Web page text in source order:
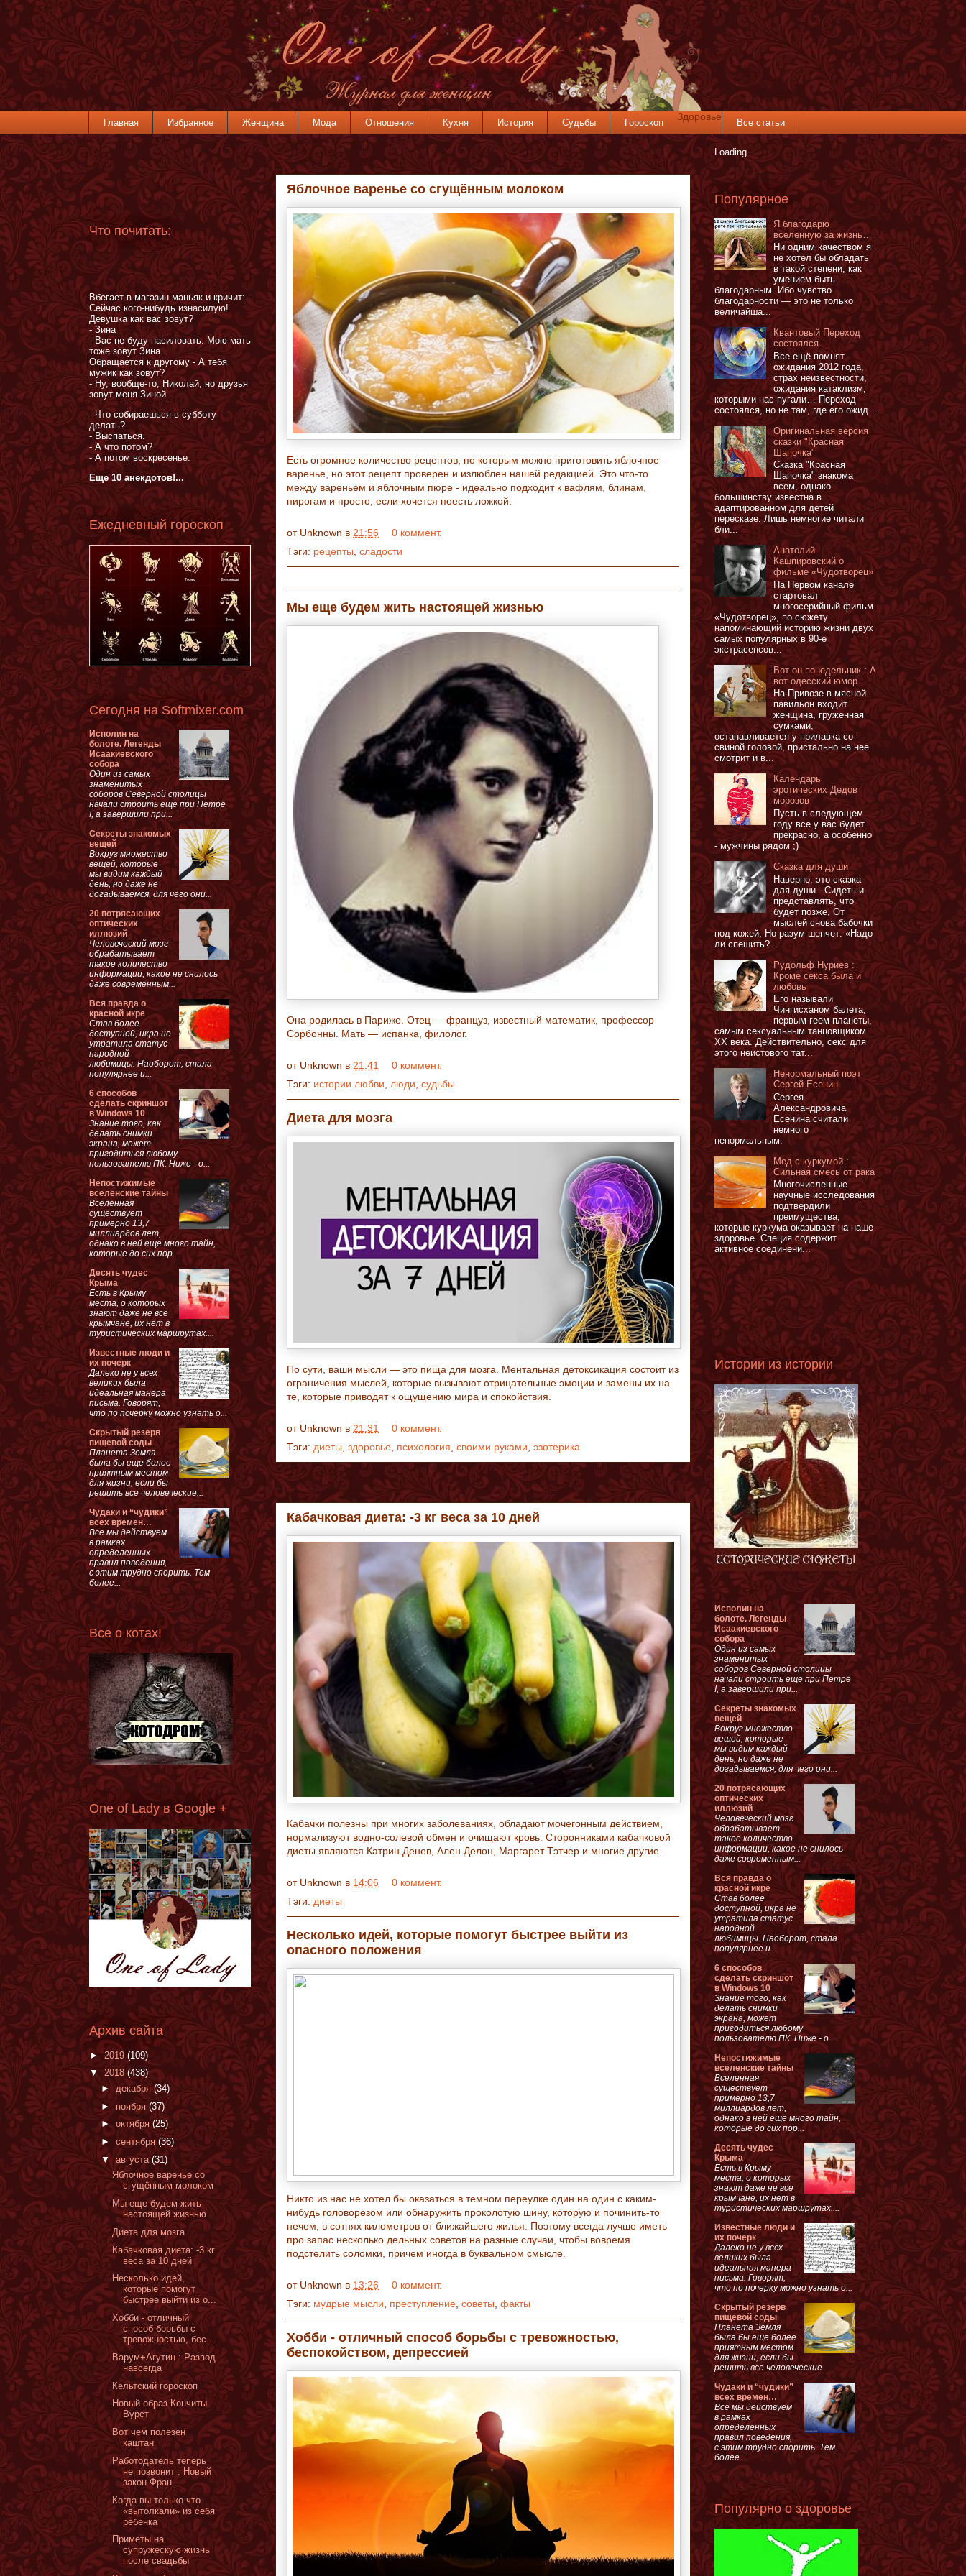
Главная Избранное Женщина Мода Отношения Кухня История Судьбы Гороскоп
Здоровье
Все статьи
Яблочное варенье со сгущённым молоком
Есть огромное количество рецептов, по которым можно приготовить яблочное
варенье, но этот рецепт проверен и излюблен нашей редакцией. Это что-то
между вареньем и яблочным пюре - идеально подходит к вафлям, блинам,
пирогам и просто, если хочется поесть ложкой.
от Unknown в 21:56
0 коммент.
Тэги: рецепты, сладости
Мы еще будем жить настоящей жизнью
Она родилась в Париже. Отец — француз, известный математик, профессор
Сорбонны. Мать — испанка, филолог.
от Unknown в 21:41
0 коммент.
Тэги: истории любви, люди, судьбы
Диета для мозга
По сути, ваши мысли — это пища для мозга. Ментальная детоксикация состоит из
ограничения мыслей, которые вызывают отрицательные эмоции и замены их на
те, которые приводят к ощущению мира и спокойствия.
от Unknown в 21:31
0 коммент.
Тэги: диеты, здоровье, психология, своими руками, эзотерика
Кабачковая диета: -3 кг веса за 10 дней
Кабачки полезны при многих заболеваниях, обладают мочегонным действием,
нормализуют водно-солевой обмен и очищают кровь. Сторонниками кабачковой
диеты являются Катрин Денев, Ален Делон, Маргарет Тэтчер и многие другие.
от Unknown в 14:06
0 коммент.
Тэги: диеты
Несколько идей, которые помогут быстрее выйти из
опасного положения
Никто из нас не хотел бы оказаться в темном переулке один на один с каким-
нибудь головорезом или обнаружить проколотую шину, которую и починить-то
нечем, в сотнях километров от ближайшего жилья. Поэтому всегда лучше иметь
про запас несколько дельных советов на разные случаи, чтобы вовремя
подстелить соломки, причем иногда в буквальном смысле.
от Unknown в 13:26
0 коммент.
Тэги: мудрые мысли, преступление, советы, факты
Хобби - отличный способ борьбы с тревожностью,
беспокойством, депрессией
Что почитать:
Вбегает в магазин маньяк и кричит: -
Сейчас кого-нибудь изнасилую!
Девушка как вас зовут?
- Зина
- Вас не буду насиловать. Мою мать
тоже зовут Зина.
Обращается к другому - А тебя
мужик как зовут?
- Ну, вообще-то, Николай, но друзья
зовут меня Зиной..
- Что собираешься в субботу
делать?
- Выспаться.
- А что потом?
- А потом воскресенье.
Еще 10 анекдотов!...
Ежедневный гороскоп
Сегодня на Softmixer.com
Исполин на
болоте. Легенды
Исаакиевского
собора
Один из самых
знаменитых
соборов Северной столицы
начали строить еще при Петре
I, а завершили при...
Секреты знакомых
вещей
Вокруг множество
вещей, которые
мы видим каждый
день, но даже не
догадываемся, для чего они...
20 потрясающих
оптических
иллюзий
Человеческий мозг
обрабатывает
такое количество
информации, какое не снилось
даже современным...
Вся правда о
красной икре
Став более
доступной, икра не
утратила статус
народной
любимицы. Наоборот, стала
популярнее и...
6 способов
сделать скриншот
в Windows 10
Знание того, как
делать снимки
экрана, может
пригодиться любому
пользователю ПК. Ниже - о...
Непостижимые
вселенские тайны
Вселенная
существует
примерно 13,7
миллиардов лет,
однако в ней еще много тайн,
которые до сих пор...
Десять чудес
Крыма
Есть в Крыму
места, о которых
знают даже не все
крымчане, их нет в
туристических маршрутах....
Известные люди и
их почерк
Далеко не у всех
великих была
идеальная манера
письма. Говорят,
что по почерку можно узнать о...
Скрытый резерв
пищевой соды
Планета Земля
была бы еще более
приятным местом
для жизни, если бы
решить все человеческие...
Чудаки и “чудики”
всех времен…
Все мы действуем
в рамках
определенных
правил поведения,
с этим трудно спорить. Тем
более...
Все о котах!
One of Lady в Google +
Архив сайта
►2019 (109)
▼ 2018 (438)
► декабря(34)
► ноября (37)
► октября (25)
► сентября (36)
▼августа (31)
Яблочное варенье со
сгущённым молоком
Мы еще будем жить
настоящей жизнью
Диета для мозга
Кабачковая диета: -3 кг
веса за 10 дней
Несколько идей,
которые помогут
быстрее выйти из о...
Хобби - отличный
способ борьбы с
тревожностью, бес...
Варум+Агутин : Развод
навсегда
Кельтский гороскоп
Новый образ Кончиты
Вурст
Вот чем полезен
каштан
Работодатель теперь
не позвонит : Новый
закон Фран...
Когда вы только что
«вытолкали» из себя
ребенка
Приметы на
супружескую жизнь
после свадьбы
Loading
Популярное
Я благодарю
вселенную за жизнь…
Ни одним качеством я
не хотел бы обладать
в такой степени, как
умением быть
благодарным. Ибо чувство
благодарности — это не только
величайша...
Квантовый Переход
состоялся…
Все ещё помнят
ожидания 2012 года,
страх неизвестности,
ожидания катаклизм,
которыми нас пугали… Переход
состоялся, но не там, где его ожид...
Оригинальная версия
сказки "Красная
Шапочка"
Сказка "Красная
Шапочка" знакома
всем, однако
большинству известна в
адаптированном для детей
пересказе. Лишь немногие читали
бли...
Анатолий
Кашпировский о
фильме «Чудотворец»
На Первом канале
стартовал
многосерийный фильм
«Чудотворец», по сюжету
напоминающий историю жизни двух
самых популярных в 90-е
экстрасенсов...
Вот он понедельник : А
вот одесский юмор
На Привозе в мясной
павильон входит
женщина, груженная
сумками,
останавливается у прилавка со
свиной головой, пристально на нее
смотрит и в...
Календарь
эротических Дедов
морозов
Пусть в следующем
году все у вас будет
прекрасно, а особенно
- мужчины рядом ;)
Сказка для души
Наверно, это сказка
для души - Сидеть и
представлять, что
будет позже, От
мыслей снова бабочки
под кожей, Но разум шепчет: «Надо
ли спешить?...
Рудольф Нуриев :
Кроме секса была и
любовь
Его называли
Чингисханом балета,
первым геем планеты,
самым сексуальным танцовщиком
XX века. Действительно, секс для
этого неистового тат...
Ненормальный поэт
Сергей Есенин
Сергея
Александровича
Есенина считали
немного
ненормальным.
Мед с куркумой :
Сильная смесь от рака
Многочисленные
научные исследования
подтвердили
преимущества,
которые куркума оказывает на наше
здоровье. Специя содержит
активное соединени...
Истории из истории
Исполин на
болоте. Легенды
Исаакиевского
собора
Один из самых
знаменитых
соборов Северной столицы
начали строить еще при Петре
I, а завершили при...
Секреты знакомых
вещей
Вокруг множество
вещей, которые
мы видим каждый
день, но даже не
догадываемся, для чего они...
20 потрясающих
оптических
иллюзий
Человеческий мозг
обрабатывает
такое количество
информации, какое не снилось
даже современным...
Вся правда о
красной икре
Став более
доступной, икра не
утратила статус
народной
любимицы. Наоборот, стала
популярнее и...
6 способов
сделать скриншот
в Windows 10
Знание того, как
делать снимки
экрана, может
пригодиться любому
пользователю ПК. Ниже - о...
Непостижимые
вселенские тайны
Вселенная
существует
примерно 13,7
миллиардов лет,
однако в ней еще много тайн,
которые до сих пор...
Десять чудес
Крыма
Есть в Крыму
места, о которых
знают даже не все
крымчане, их нет в
туристических маршрутах....
Известные люди и
их почерк
Далеко не у всех
великих была
идеальная манера
письма. Говорят,
что по почерку можно узнать о...
Скрытый резерв
пищевой соды
Планета Земля
была бы еще более
приятным местом
для жизни, если бы
решить все человеческие...
Чудаки и “чудики”
всех времен…
Все мы действуем
в рамках
определенных
правил поведения,
с этим трудно спорить. Тем
более...
Популярно о здоровье